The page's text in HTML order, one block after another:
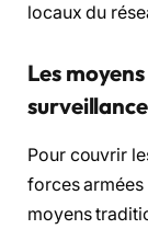
locaux du
Les
Pour couvrir
forces armées
moyens